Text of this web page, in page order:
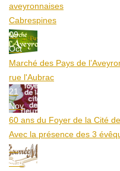
aveyronnaises
Cabrespines
09
Oct
Marché des Pays de
rue l'Aubrac
21
Nov
60 ans du Foyer de la Cité
Avec la présence des 3
20
Mar